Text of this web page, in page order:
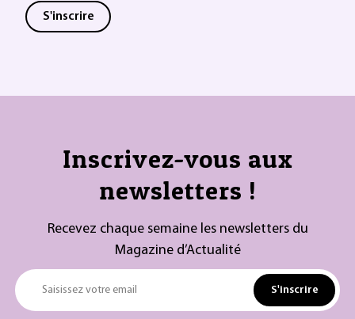
S'inscrire
Inscrivez-vous aux
newsletters !
Recevez chaque semaine les newsletters du
Magazine d’Actualité
Saisissez votre email S'inscrire